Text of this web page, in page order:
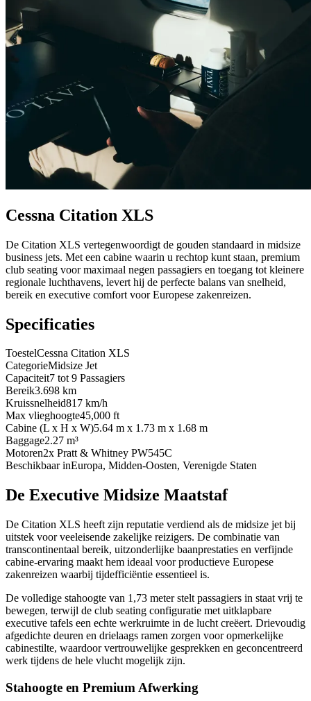
Cessna Citation XLS
De Citation XLS vertegenwoordigt de gouden standaard in midsize
business jets. Met een cabine waarin u rechtop kunt staan, premium
club seating voor maximaal negen passagiers en toegang tot kleinere
regionale luchthavens, levert hij de perfecte balans van snelheid,
bereik en executive comfort voor Europese zakenreizen.
Specificaties
ToestelCessna Citation XLS
CategorieMidsize Jet
Capaciteit7 tot 9 Passagiers
Bereik3.698 km
Kruissnelheid817 km/h
Max vlieghoogte45,000 ft
Cabine (L x H x W)5.64 m x 1.73 m x 1.68 m
Baggage2.27 m³
Motoren2x Pratt & Whitney PW545C
Beschikbaar inEuropa, Midden-Oosten, Verenigde Staten
De Executive Midsize Maatstaf
De Citation XLS heeft zijn reputatie verdiend als de midsize jet bij
uitstek voor veeleisende zakelijke reizigers. De combinatie van
transcontinentaal bereik, uitzonderlijke baanprestaties en verfijnde
cabine-ervaring maakt hem ideaal voor productieve Europese
zakenreizen waarbij tijdefficiëntie essentieel is.
De volledige stahoogte van 1,73 meter stelt passagiers in staat vrij te
bewegen, terwijl de club seating configuratie met uitklapbare
executive tafels een echte werkruimte in de lucht creëert. Drievoudig
afgedichte deuren en drielaags ramen zorgen voor opmerkelijke
cabinestilte, waardoor vertrouwelijke gesprekken en geconcentreerd
werk tijdens de hele vlucht mogelijk zijn.
Stahoogte en Premium Afwerking